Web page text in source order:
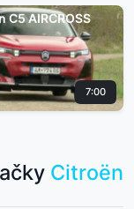
C5 AIRCROSS
7:00
Citroën